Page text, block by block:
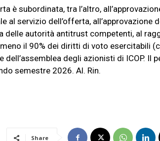
è subordinata, tra l’altro,
al servizio dell’offerta,
delle autorità antitrust competenti, al
il 90% dei diritti di voto esercitabili
dell’assemblea degli azionisti di ICOP. Il
semestre 2026. Al. Rin.
Share